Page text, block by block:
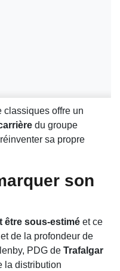
classiques offre un
du groupe
sa propre
son
être sous-estimé et ce
de la profondeur de
PDG de Trafalgar
la distribution